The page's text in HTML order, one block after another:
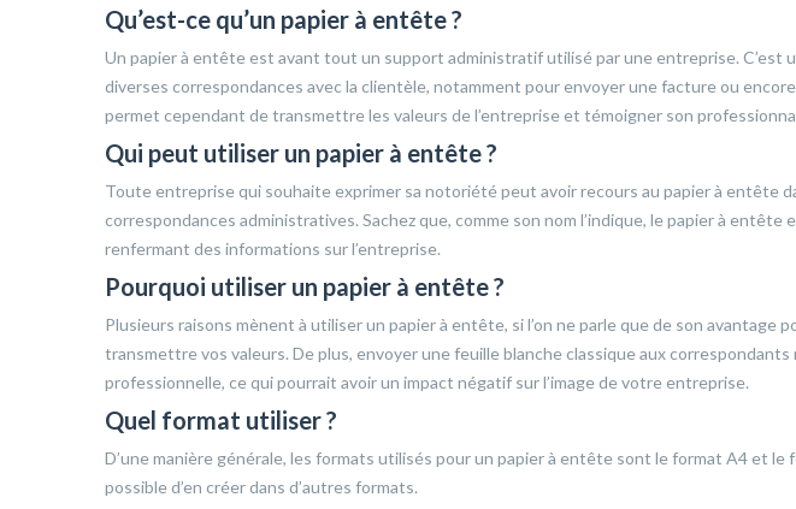
Qu’est-ce qu’un papier à entête ?
Un papier à entête est avant tout un support administratif utilisé par une entreprise. C’est
diverses correspondances avec la clientèle, notamment pour envoyer une facture ou
permet cependant de transmettre les valeurs de l’entreprise et témoigner son
Qui peut utiliser un papier à entête ?
Toute entreprise qui souhaite exprimer sa notoriété peut avoir recours au papier à entête
correspondances administratives. Sachez que, comme son nom l’indique, le papier à entête
renfermant des informations sur l’entreprise.
Pourquoi utiliser un papier à entête ?
Plusieurs raisons mènent à utiliser un papier à entête, si l’on ne parle que de son avantage
transmettre vos valeurs. De plus, envoyer une feuille blanche classique aux correspondants
professionnelle, ce qui pourrait avoir un impact négatif sur l’image de votre entreprise.
Quel format utiliser ?
D’une manière générale, les formats utilisés pour un papier à entête sont le format A4 et le
possible d’en créer dans d’autres formats.